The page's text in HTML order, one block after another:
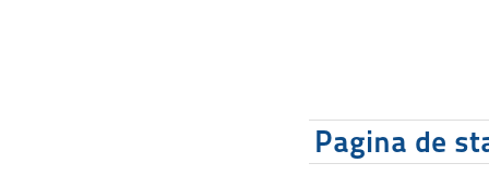
Pagina de